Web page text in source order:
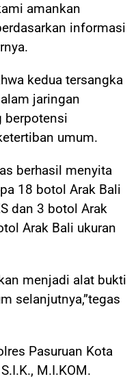
amankan
informasi
kedua tersangka
jaringan
berpotensi
umum.
berhasil menyita
18 botol Arak Bali
dan 3 botol Arak
Arak Bali ukuran
menjadi alat bukti
selanjutnya,”tegas
Pasuruan Kota
M.I.KOM.